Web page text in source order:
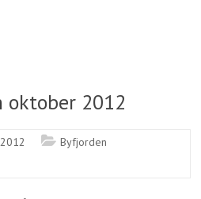
oktober 2012
Byfjorden